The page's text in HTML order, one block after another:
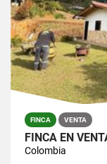
FINCA VENTA
FINCA EN
Colombia